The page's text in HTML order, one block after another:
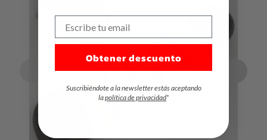
Obtener descuento
Suscribiéndote a la newsletter estás aceptando
lapolítica de privacidad*